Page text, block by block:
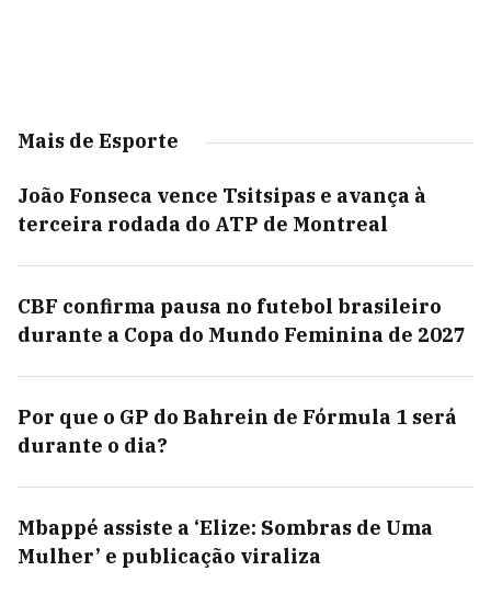
Mais de Esporte
João Fonseca vence Tsitsipas e avança à
terceira rodada do ATP de Montreal
CBF confirma pausa no futebol brasileiro
durante a Copa do Mundo Feminina de 2027
Por que o GP do Bahrein de Fórmula 1 será
durante o dia?
Mbappé assiste a ‘Elize: Sombras de Uma
Mulher’ e publicação viraliza